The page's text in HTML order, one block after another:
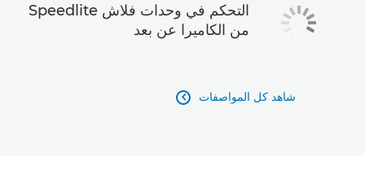
التحكم في وحدات فلاش Speedlite
من الكاميرا عن بعد
شاهد كل المواصفات 